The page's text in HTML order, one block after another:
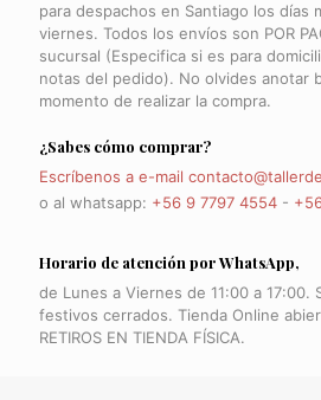
para despachos en Santiago los días
viernes. Todos los envíos son POR
sucursal (Especifica si es para
notas del pedido). No olvides anotar
momento de realizar la compra.
¿Sabes cómo comprar?
Escríbenos a e-mail
o al whatsapp: +56 9 7797 4554 -
Horario de atención por WhatsApp,
de Lunes a Viernes de 11:00 a 17:00.
festivos cerrados. Tienda Online
RETIROS EN TIENDA FÍSICA.